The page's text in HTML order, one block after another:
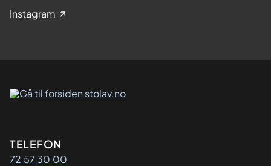
Instagram
Kontaktinformasjon
TELEFON
72 57 30 00